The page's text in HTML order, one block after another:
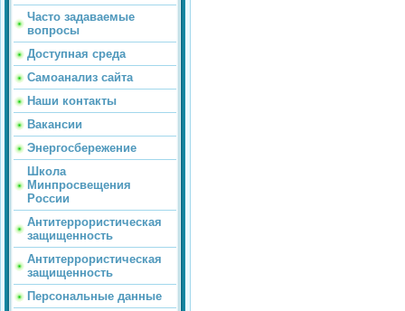
Часто задаваемые
вопросы
Доступная среда
Самоанализ сайта
Наши контакты
Вакансии
Энергосбережение
Школа
Минпросвещения
России
Антитеррористическая
защищенность
Антитеррористическая
защищенность
Персональные данные